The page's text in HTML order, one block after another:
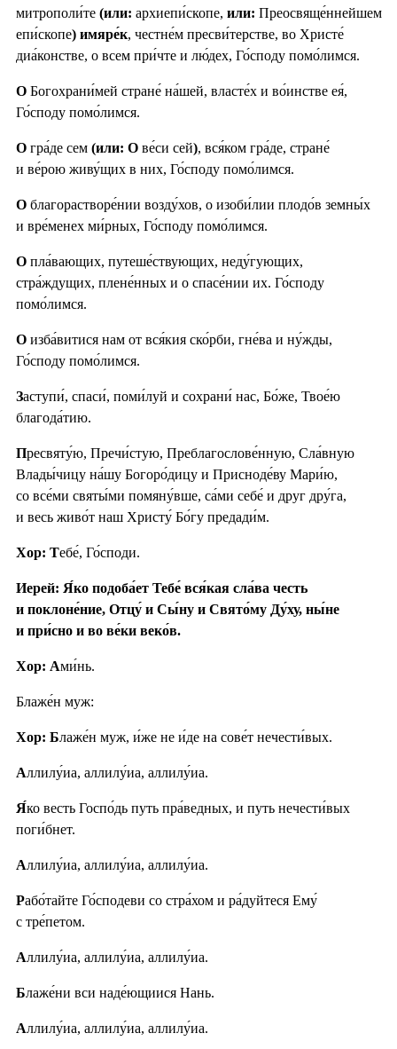
митрополи́те (или: архиепи́скопе, или: Преосвяще́ннейшем
епи́скопе) имяре́к, честне́м пресви́терстве, во Христе́
диа́констве, о всем при́чте и лю́дех, Го́споду помо́лимся.
О Богохрани́мей стране́ на́шей, власте́х и во́инстве ея́,
Го́споду помо́лимся.
О гра́де сем (или: О ве́си сей), вся́ком гра́де, стране́
и ве́рою живу́щих в них, Го́споду помо́лимся.
О благорастворе́нии возду́хов, о изоби́лии плодо́в земны́х
и вре́менех ми́рных, Го́споду помо́лимся.
О пла́вающих, путеше́ствующих, неду́гующих,
стра́ждущих, плене́нных и о спасе́нии их. Го́споду
помо́лимся.
О изба́витися нам от вся́кия ско́рби, гне́ва и ну́жды,
Го́споду помо́лимся.
Заступи́, спаси́, поми́луй и сохрани́ нас, Бо́же, Твое́ю
благода́тию.
Пресвяту́ю, Пречи́стую, Преблагослове́нную, Сла́вную
Влады́чицу на́шу Богоро́дицу и Присноде́ву Мари́ю,
со все́ми святы́ми помяну́вше, са́ми себе́ и друг дру́га,
и весь живо́т наш Христу́ Бо́гу предади́м.
Хор: Тебе́, Го́споди.
Иерей: Я́ко подоба́ет Тебе́ вся́кая сла́ва честь
и поклоне́ние, Отцу́ и Сы́ну и Свято́му Ду́ху, ны́не
и при́сно и во ве́ки веко́в.
Хор: Ами́нь.
Блаже́н муж:
Хор: Блаже́н муж, и́же не и́де на сове́т нечести́вых.
Аллилу́иа, аллилу́иа, аллилу́иа.
Я́ко весть Госпо́дь путь пра́ведных, и путь нечести́вых
поги́бнет.
Аллилу́иа, аллилу́иа, аллилу́иа.
Рабо́тайте Го́сподеви со стра́хом и ра́дуйтеся Ему́
с тре́петом.
Аллилу́иа, аллилу́иа, аллилу́иа.
Блаже́ни вси наде́ющиися Нань.
Аллилу́иа, аллилу́иа, аллилу́иа.